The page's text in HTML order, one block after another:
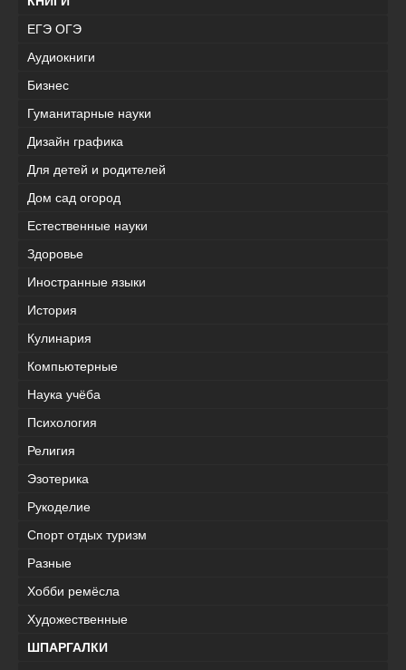
ЕГЭ ОГЭ
Аудиокниги
Бизнес
Гуманитарные науки
Дизайн графика
Для детей и родителей
Дом сад огород
Естественные науки
Здоровье
Иностранные языки
История
Кулинария
Компьютерные
Наука учёба
Психология
Религия
Эзотерика
Рукоделие
Спорт отдых туризм
Разные
Хобби ремёсла
Художественные
ШПАРГАЛКИ